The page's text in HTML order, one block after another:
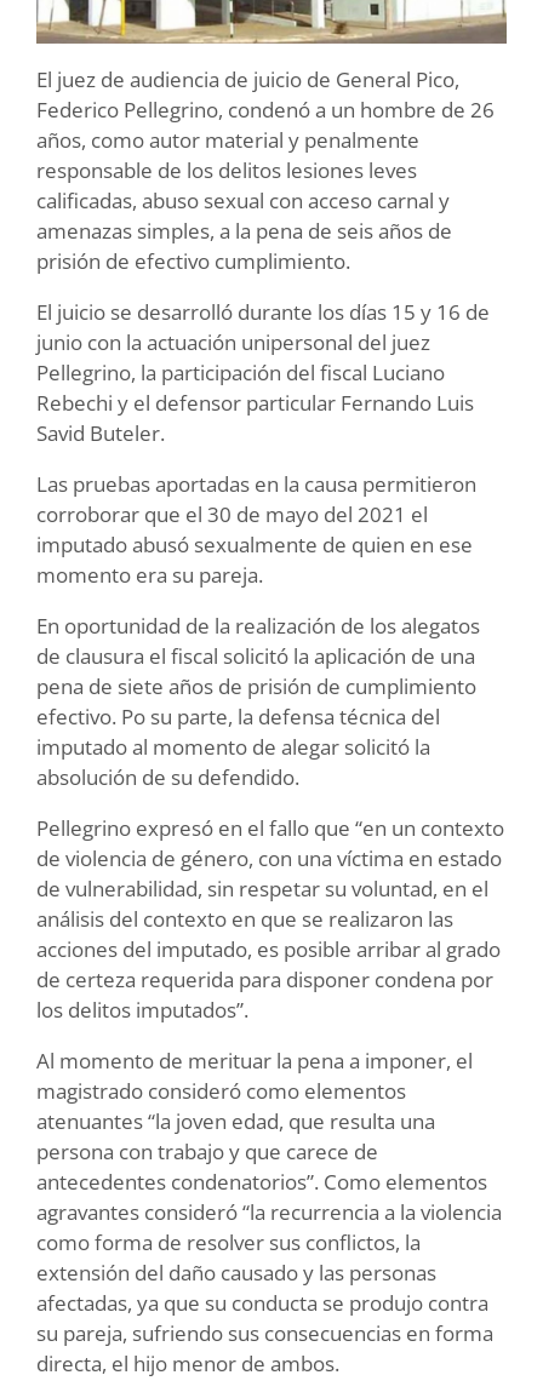
El juez de audiencia de juicio de General Pico,
Federico Pellegrino, condenó a un hombre de 26
años, como autor material y penalmente
responsable de los delitos lesiones leves
calificadas, abuso sexual con acceso carnal y
amenazas simples, a la pena de seis años de
prisión de efectivo cumplimiento.
El juicio se desarrolló durante los días 15 y 16 de
junio con la actuación unipersonal del juez
Pellegrino, la participación del fiscal Luciano
Rebechi y el defensor particular Fernando Luis
Savid Buteler.
Las pruebas aportadas en la causa permitieron
corroborar que el 30 de mayo del 2021 el
imputado abusó sexualmente de quien en ese
momento era su pareja.
En oportunidad de la realización de los alegatos
de clausura el fiscal solicitó la aplicación de una
pena de siete años de prisión de cumplimiento
efectivo. Po su parte, la defensa técnica del
imputado al momento de alegar solicitó la
absolución de su defendido.
Pellegrino expresó en el fallo que “en un contexto
de violencia de género, con una víctima en estado
de vulnerabilidad, sin respetar su voluntad, en el
análisis del contexto en que se realizaron las
acciones del imputado, es posible arribar al grado
de certeza requerida para disponer condena por
los delitos imputados”.
Al momento de merituar la pena a imponer, el
magistrado consideró como elementos
atenuantes “la joven edad, que resulta una
persona con trabajo y que carece de
antecedentes condenatorios”. Como elementos
agravantes consideró “la recurrencia a la violencia
como forma de resolver sus conflictos, la
extensión del daño causado y las personas
afectadas, ya que su conducta se produjo contra
su pareja, sufriendo sus consecuencias en forma
directa, el hijo menor de ambos.